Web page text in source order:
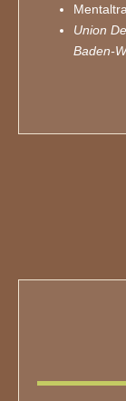
Union
Baden-